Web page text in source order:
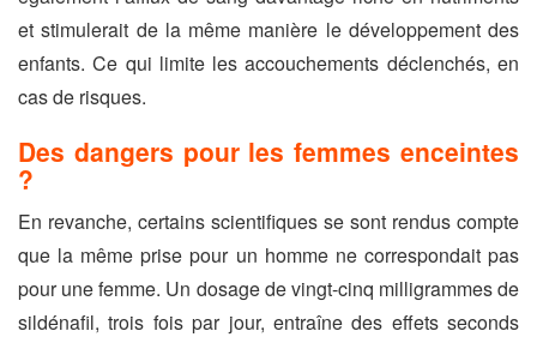
et stimulerait de la même manière le développement des
enfants. Ce qui limite les accouchements déclenchés, en
cas de risques.
Des dangers pour les femmes enceintes
?
En revanche, certains scientifiques se sont rendus compte
que la même prise pour un homme ne correspondait pas
pour une femme. Un dosage de vingt-cinq milligrammes de
sildénafil, trois fois par jour, entraîne des effets seconds